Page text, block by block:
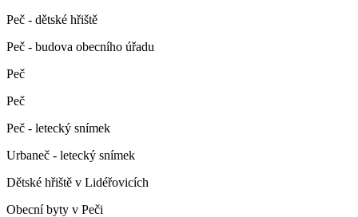
Peč - dětské hřiště
Peč - budova obecního úřadu
Peč
Peč
Peč - letecký snímek
Urbaneč - letecký snímek
Dětské hřiště v Lidéřovicích
Obecní byty v Peči